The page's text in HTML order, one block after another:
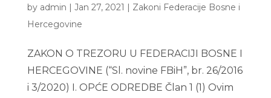
by admin | Jan 27, 2021 | Zakoni Federacije Bosne i
Hercegovine
ZAKON O TREZORU U FEDERACIJI BOSNE I
HERCEGOVINE (“Sl. novine FBiH”, br. 26/2016
i 3/2020) I. OPĆE ODREDBE Član 1 (1) Ovim